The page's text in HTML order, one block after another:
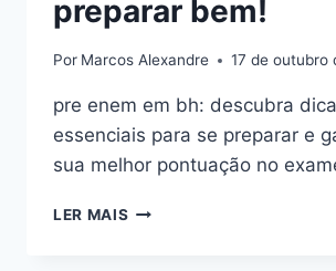
preparar bem!
Por Marcos Alexandre 17 de outubro
pre enem em bh: descubra
essenciais para se preparar e
sua melhor pontuação no
LER MAIS PRE